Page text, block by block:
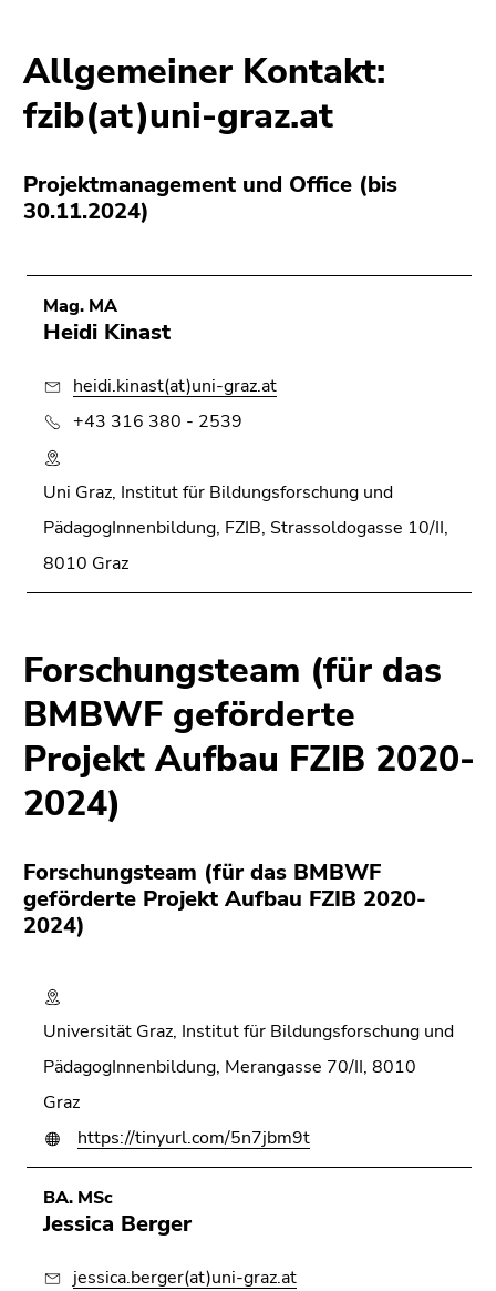
Allgemeiner Kontakt:
fzib(at)uni-graz.at
Projektmanagement und Office (bis
30.11.2024)
Mag. MA
Heidi Kinast
heidi.kinast(at)uni-graz.at
+43 316 380 - 2539
Uni Graz, Institut für Bildungsforschung und
PädagogInnenbildung, FZIB, Strassoldogasse 10/II,
8010 Graz
Forschungsteam (für das
BMBWF geförderte
Projekt Aufbau FZIB 2020-
2024)
Forschungsteam (für das BMBWF
geförderte Projekt Aufbau FZIB 2020-
2024)
Universität Graz, Institut für Bildungsforschung und
PädagogInnenbildung, Merangasse 70/II, 8010
Graz
https://tinyurl.com/5n7jbm9t
BA. MSc
Jessica Berger
jessica.berger(at)uni-graz.at